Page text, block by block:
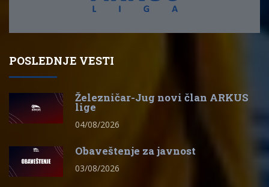
POSLEDNJE VESTI
Železničar-Jug novi član ARKUS
lige
04/08/2026
Obaveštenje za javnost
03/08/2026